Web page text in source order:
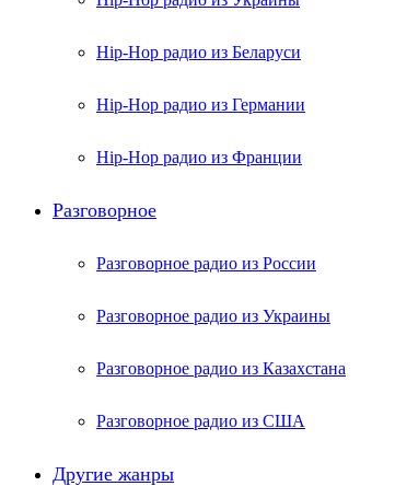
Hip-Hop радио из Беларуси
Hip-Hop радио из Германии
Hip-Hop радио из Франции
Разговорное
Разговорное радио из России
Разговорное радио из Украины
Разговорное радио из Казахстана
Разговорное радио из США
Другие жанры